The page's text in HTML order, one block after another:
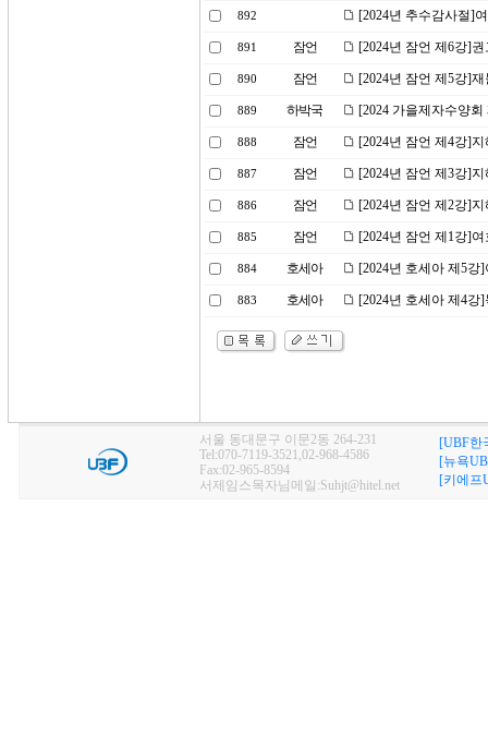
892 [2024년 추수감사절]
891 잠언 [2024년 잠언 제6강]
890 잠언 [2024년 잠언 제5강]
889 하박국 [2024 가을제자수양
888 잠언 [2024년 잠언 제4강]
887 잠언 [2024년 잠언 제3강]
886 잠언 [2024년 잠언 제2강]
885 잠언 [2024년 잠언 제1강]
884 호세아 [2024년 호세아 제5강
883 호세아 [2024년 호세아 제4강
서울 동대문구 이문2동 264-231
Tel:070-7119-3521,02-968-4586
Fax:02-965-8594
서제임스목자님메일:Suhjt@hitel.net
[UBF한
[뉴욕
[키에프